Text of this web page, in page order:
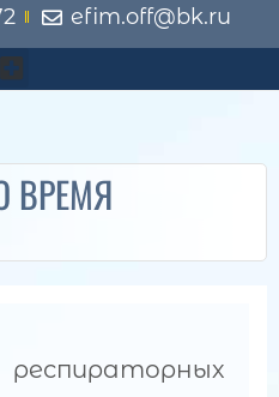
efim.off@bk.ru
ВРЕМЯ